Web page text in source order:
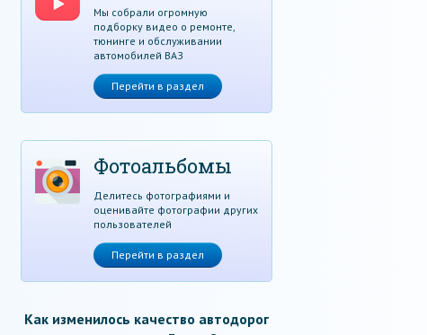
Мы собрали огромную
подборку видео о ремонте,
тюнинге и обслуживании
автомобилей ВАЗ
Перейти в раздел
Фотоальбомы
Делитесь фотографиями и
оценивайте фотографии других
пользователей
Перейти в раздел
Как изменилось качество автодорог